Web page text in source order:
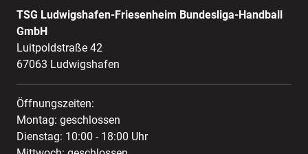
TSG Ludwigshafen-Friesenheim Bundesliga-Handball
GmbH
Luitpoldstraße 42
67063 Ludwigshafen
Öffnungszeiten:
Montag: geschlossen
Dienstag: 10:00 - 18:00 Uhr